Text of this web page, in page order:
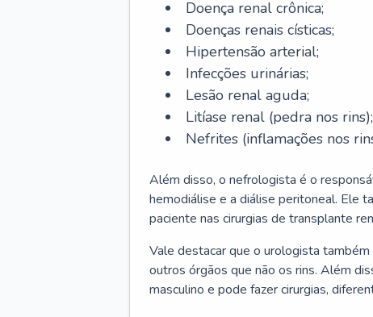
Doença renal crônica;
Doenças renais císticas;
Hipertensão arterial;
Infecções urinárias;
Lesão renal aguda;
Litíase renal (pedra nos rins);
Nefrites (inflamações nos
Além disso, o nefrologista é o
hemodiálise e a diálise peritoneal. Ele
paciente nas cirurgias de transplante
Vale destacar que o urologista
outros órgãos que não os rins. Além
masculino e pode fazer cirurgias,